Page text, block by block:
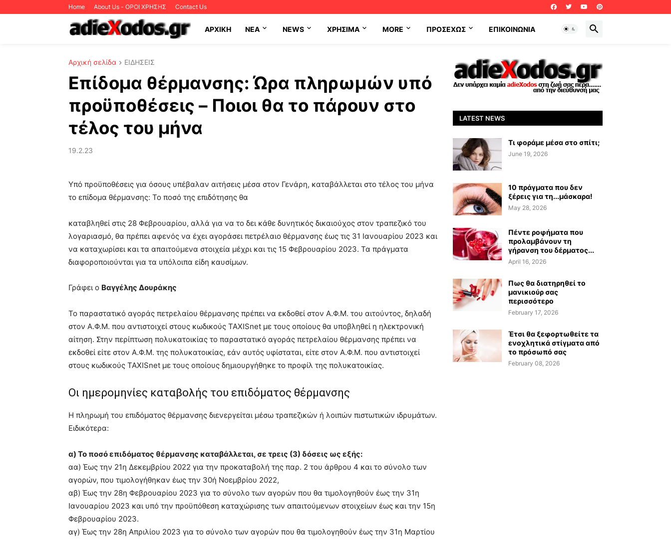
Home About Us - ΟΡΟΙ ΧΡΗΣΗΣ Contact Us
ΑΡΧΙΚΗ NEA NEWS ΧΡΉΣΙΜΑ MORE ΠΡΟΣΕΧΩΣ ΕΠΙΚΟΙΝΩΝΊΑ
Αρχική σελίδα ΕΙΔΗΣΕΙΣ
Επίδομα θέρμανσης: Ώρα πληρωμών υπό
προϋποθέσεις – Ποιοι θα το πάρουν στο
τέλος του μήνα
19.2.23
Υπό προϋποθέσεις για όσους υπέβαλαν αιτήσεις μέσα στον Γενάρη, καταβάλλεται στο τέλος του μήνα
το επίδομα θέρμανσης: Το ποσό της επιδότησης θα
καταβληθεί στις 28 Φεβρουαρίου, αλλά για να το δει κάθε δυνητικός δικαιούχος στον τραπεζικό του
λογαριασμό, θα πρέπει αφενός να έχει αγοράσει πετρέλαιο θέρμανσης έως τις 31 Ιανουαρίου 2023 και
να καταχωρίσει και τα απαιτούμενα στοιχεία μέχρι και τις 15 Φεβρουαρίου 2023. Τα πράγματα
διαφοροποιούνται για τα υπόλοιπα είδη καυσίμων.
Γράφει ο Βαγγέλης Δουράκης
Το παραστατικό αγοράς πετρελαίου θέρμανσης πρέπει να εκδοθεί στον Α.Φ.Μ. του αιτούντος, δηλαδή
στον Α.Φ.Μ. που αντιστοιχεί στους κωδικούς TAXISnet με τους οποίους θα υποβληθεί η ηλεκτρονική
αίτηση. Στην περίπτωση πολυκατοικίας το παραστατικό αγοράς πετρελαίου θέρμανσης πρέπει να
εκδοθεί είτε στον Α.Φ.Μ. της πολυκατοικίας, εάν αυτός υφίσταται, είτε στον Α.Φ.Μ. που αντιστοιχεί
στους κωδικούς TAXISnet με τους οποίους δημιουργήθηκε το προφίλ της πολυκατοικίας.
Οι ημερομηνίες καταβολής του επιδόματος θέρμανσης
Η πληρωμή του επιδόματος θέρμανσης διενεργείται μέσω τραπεζικών ή λοιπών πιστωτικών ιδρυμάτων.
Ειδικότερα:
α) Το ποσό επιδόματος θέρμανσης καταβάλλεται, σε τρεις (3) δόσεις ως εξής:
αα) Έως την 21η Δεκεμβρίου 2022 για την προκαταβολή της παρ. 2 του άρθρου 4 και το σύνολο των
αγορών, που τιμολογήθηκαν έως την 30ή Νοεμβρίου 2022,
αβ) Έως την 28η Φεβρουαρίου 2023 για το σύνολο των αγορών που θα τιμολογηθούν έως την 31η
Ιανουαρίου 2023 και υπό την προϋπόθεση καταχώρισης των απαιτούμενων στοιχείων έως και την 15η
Φεβρουαρίου 2023.
αγ) Έως την 28η Απριλίου 2023 για το σύνολο των αγορών που θα τιμολογηθούν έως την 31η Μαρτίου
LATEST NEWS
Τι φοράμε μέσα στο σπίτι;
June 19, 2026
10 πράγματα που δεν
ξέρεις για τη...μάσκαρα!
May 28, 2026
Πέντε ροφήματα που
προλαμβάνουν τη
γήρανση του δέρματος...
April 16, 2026
Πως θα διατηρηθεί το
μανικιούρ σας
περισσότερο
February 17, 2026
Έτσι θα ξεφορτωθείτε τα
ενοχλητικά στίγματα από
το πρόσωπό σας
February 08, 2026